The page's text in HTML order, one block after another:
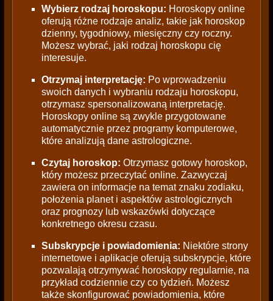
Wybierz rodzaj horoskopu: Horoskopy online
oferują różne rodzaje analiz, takie jak horoskop
dzienny, tygodniowy, miesięczny czy roczny.
Możesz wybrać, jaki rodzaj horoskopu cię
interesuje.
Otrzymaj interpretację: Po wprowadzeniu
swoich danych i wybraniu rodzaju horoskopu,
otrzymasz spersonalizowaną interpretację.
Horoskopy online są zwykle przygotowane
automatycznie przez programy komputerowe,
które analizują dane astrologiczne.
Czytaj horoskop: Otrzymasz gotowy horoskop,
który możesz przeczytać online. Zazwyczaj
zawiera on informacje na temat znaku zodiaku,
położenia planet i aspektów astrologicznych
oraz prognozy lub wskazówki dotyczące
konkretnego okresu czasu.
Subskrypcje i powiadomienia: Niektóre strony
internetowe i aplikacje oferują subskrypcje, które
pozwalają otrzymywać horoskopy regularnie, na
przykład codziennie czy co tydzień. Możesz
także skonfigurować powiadomienia, które